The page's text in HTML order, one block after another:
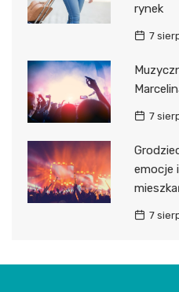
rynek
7
7
emocje
7